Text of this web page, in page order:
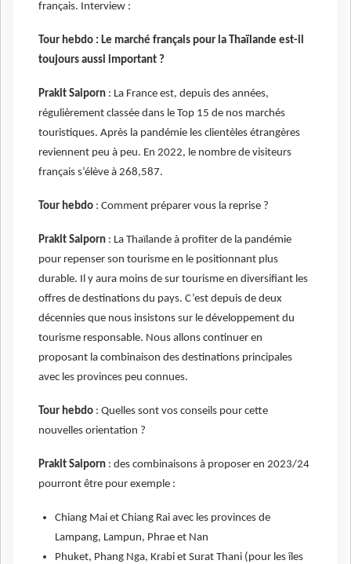
français. Interview :
Tour hebdo : Le marché français pour la Thaïlande est-il
toujours aussi important ?
Prakit Saiporn : La France est, depuis des années,
régulièrement classée dans le Top 15 de nos marchés
touristiques. Après la pandémie les clientèles étrangères
reviennent peu à peu. En 2022, le nombre de visiteurs
français s’élève à 268,587.
Tour hebdo : Comment préparer vous la reprise ?
Prakit Saiporn : La Thaïlande à profiter de la pandémie
pour repenser son tourisme en le positionnant plus
durable. Il y aura moins de sur tourisme en diversifiant les
offres de destinations du pays. C’est depuis de deux
décennies que nous insistons sur le développement du
tourisme responsable. Nous allons continuer en
proposant la combinaison des destinations principales
avec les provinces peu connues.
Tour hebdo : Quelles sont vos conseils pour cette
nouvelles orientation ?
Prakit Saiporn : des combinaisons à proposer en 2023/24
pourront être pour exemple :
Chiang Mai et Chiang Rai avec les provinces de
Lampang, Lampun, Phrae et Nan
Phuket, Phang Nga, Krabi et Surat Thani (pour les îles